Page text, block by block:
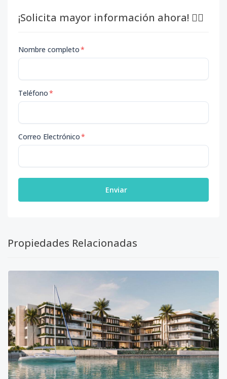
¡Solicita mayor información ahora! 👇🏽
Nombre completo*
Teléfono*
Correo Electrónico*
Enviar
Propiedades Relacionadas